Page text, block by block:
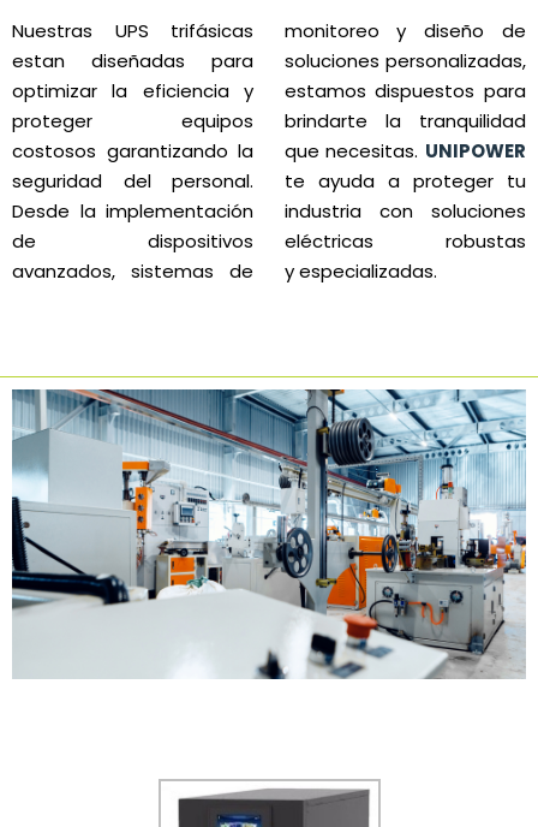
Nuestras UPS trifásicas
estan diseñadas para
optimizar la eficiencia y
proteger equipos
costosos garantizando la
seguridad del personal.
Desde la implementación
de dispositivos
avanzados, sistemas de
monitoreo y diseño de
soluciones personalizadas,
estamos dispuestos para
brindarte la tranquilidad
que necesitas. UNIPOWER
te ayuda a proteger tu
industria con soluciones
eléctricas robustas
y especializadas.